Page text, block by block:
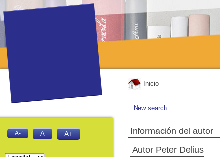
Inicio
New search
Información del autor
Autor Peter Delius
A- A A+